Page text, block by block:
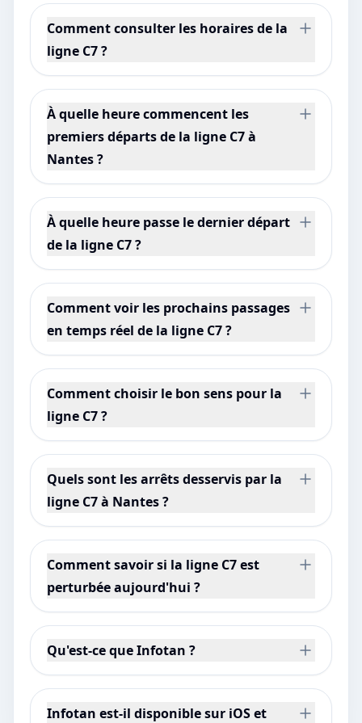
Comment consulter les horaires de la
ligne C7 ?
À quelle heure commencent les
premiers départs de la ligne C7 à
Nantes ?
À quelle heure passe le dernier départ
de la ligne C7 ?
Comment voir les prochains passages
en temps réel de la ligne C7 ?
Comment choisir le bon sens pour la
ligne C7 ?
Quels sont les arrêts desservis par la
ligne C7 à Nantes ?
Comment savoir si la ligne C7 est
perturbée aujourd'hui ?
Qu'est-ce que Infotan ?
Infotan est-il disponible sur iOS et